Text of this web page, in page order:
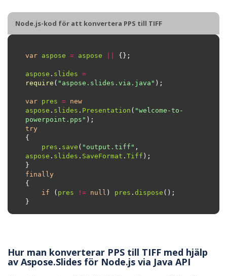
Node.js-kod för att konvertera PPS till TIFF
var aspose = aspose
aspose . slides =
require ( "aspose.slides.via.java"
var pres = new
aspose . slides . Presentation ( "welcome-to-
powerpoint.pps"
try
pres . save ( "output.tiff"
aspose . slides . SaveFormat . Tiff
finally
if ( pres != null ) pres . dispose
Hur man konverterar PPS till TIFF med hjälp
av Aspose.Slides för Node.js via Java API